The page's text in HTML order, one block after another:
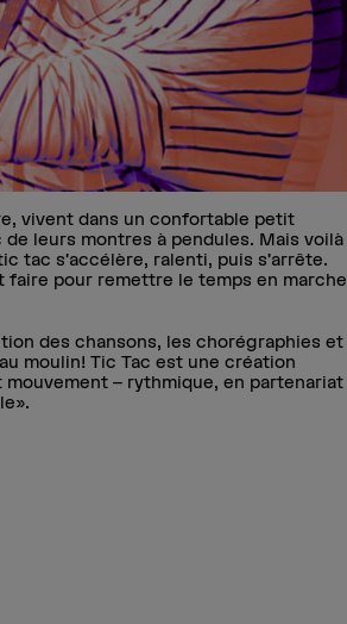
vivent dans un confortable petit
leurs montres à pendules. Mais voilà
tac s’accélère, ralenti, puis s’arrête.
pour remettre le temps en marche
des chansons, les chorégraphies et
moulin! Tic Tac est une création
– rythmique, en partenariat